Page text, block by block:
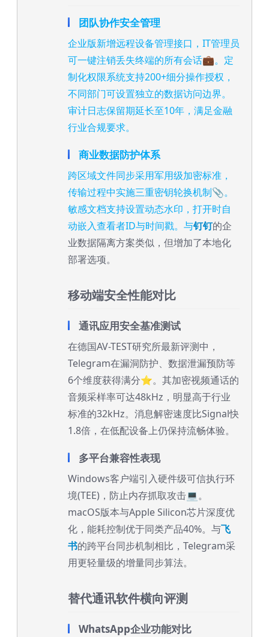
团队协作安全管理
企业版新增远程设备管理接口，IT管理员
可一键注销丢失终端的所有会话💼。定
制化权限系统支持200+细分操作授权，
不同部门可设置独立的数据访问边界。
审计日志保留期延长至10年，满足金融
行业合规要求。
商业数据防护体系
跨区域文件同步采用军用级加密标准，
传输过程中实施三重密钥轮换机制📎。
敏感文档支持设置动态水印，打开时自
动嵌入查看者ID与时间戳。与钉钉的企
业数据隔离方案类似，但增加了本地化
部署选项。
移动端安全性能对比
通讯应用安全基准测试
在德国AV-TEST研究所最新评测中，
Telegram在漏洞防护、数据泄漏预防等
6个维度获得满分⭐。其加密视频通话的
音频采样率可达48kHz，明显高于行业
标准的32kHz。消息解密速度比Signal快
1.8倍，在低配设备上仍保持流畅体验。
多平台兼容性表现
Windows客户端引入硬件级可信执行环
境(TEE)，防止内存抓取攻击💻。
macOS版本与Apple Silicon芯片深度优
化，能耗控制优于同类产品40%。与飞
书的跨平台同步机制相比，Telegram采
用更轻量级的增量同步算法。
替代通讯软件横向评测
WhatsApp企业功能对比